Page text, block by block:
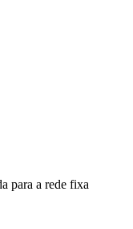
para a rede fixa